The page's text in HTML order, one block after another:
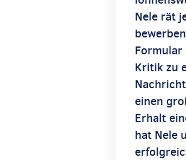
Nele rät
Formular
Kritik zu
einen
Erhalt
hat Nele